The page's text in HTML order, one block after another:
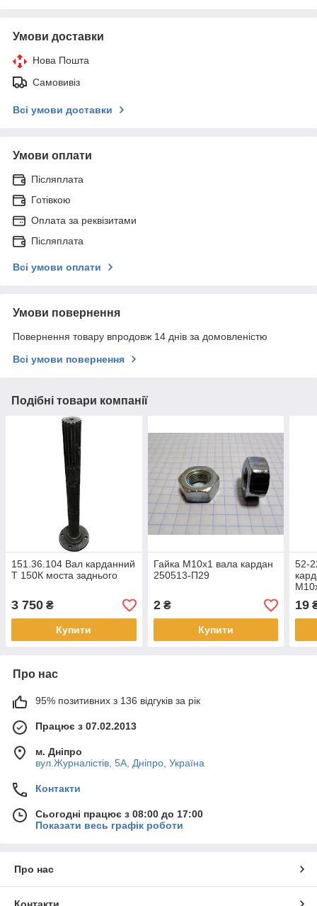
Умови доставки
Нова Пошта
Самовивіз
Всі умови доставки
Умови оплати
Післяплата
Готівкою
Оплата за реквізитами
Післяплата
Всі умови оплати
Умови повернення
Повернення товару впродовж 14 днів за домовленістю
Всі умови повернення
Подібні товари компанії
151.36.104 Вал карданний
Т 150К моста заднього
3 750 ₴
Купити
Гайка М10х1 вала кардан
250513-П29
2₴
Купити
52-
19
Про нас
95% позитивних з 136 відгуків за рік
Працює з 07.02.2013
м. Дніпро
вул.Журналістів, 5А, Дніпро, Україна
Контакти
Сьогодні працює з 08:00 до 17:00
Показати весь графік роботи
Про нас